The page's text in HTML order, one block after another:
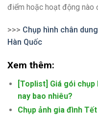
điểm hoặc hoạt động nào
>>> Chụp hình chân
Hàn Quốc
Xem thêm:
[Toplist] Giá gói chụp
nay bao nhiêu?
Chụp ảnh gia đình